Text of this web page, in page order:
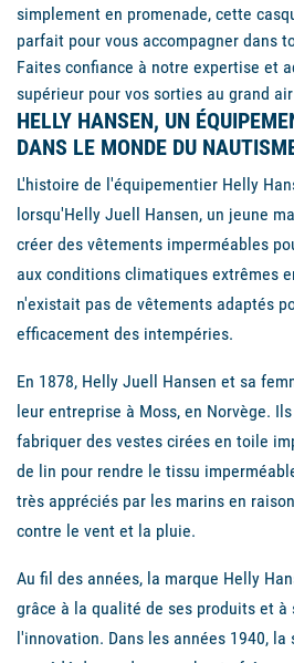
simplement en promenade, cette
parfait pour vous accompagner dans
Faites confiance à notre expertise et
supérieur pour vos sorties au grand
HELLY HANSEN, UN
DANS LE MONDE DU
L'histoire de l'équipementier Helly
lorsqu'Helly Juell Hansen, un jeune
créer des vêtements imperméables
aux conditions climatiques extrêmes
n'existait pas de vêtements adaptés
efficacement des intempéries.
En 1878, Helly Juell Hansen et sa
leur entreprise à Moss, en Norvège.
fabriquer des vestes cirées en toile
de lin pour rendre le tissu
très appréciés par les marins en
contre le vent et la pluie.
Au fil des années, la marque Helly
grâce à la qualité de ses produits et à
l'innovation. Dans les années 1940,